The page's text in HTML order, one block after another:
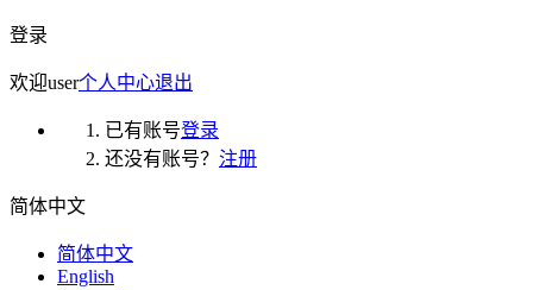
登录
欢迎user个人中心退出
已有账号登录
还没有账号？ 注册
简体中文
简体中文
English